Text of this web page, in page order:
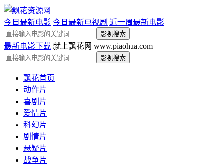
今日最新电影 今日最新电视剧 近一周最新电影
最新电影下载 就上飘花网 www.piaohua.com
飘花首页
动作片
喜剧片
爱情片
科幻片
剧情片
悬疑片
战争片